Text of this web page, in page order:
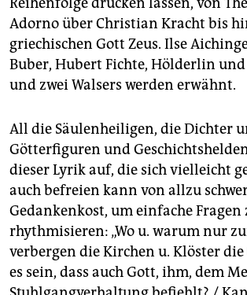
Adorno über Christian Kracht bis
griechischen Gott Zeus. Ilse
Buber, Hubert Fichte, Hölderlin und
und zwei Walsers werden erwähnt.
All die Säulenheiligen, die Dichter
Götterfiguren und
dieser Lyrik auf, die sich vielleicht
auch befreien kann von allzu
Gedankenkost, um einfache Fragen
rhythmisieren: „Wo u. warum nur
verbergen die Kirchen u. Klöster
es sein, dass auch Gott, ihm, dem